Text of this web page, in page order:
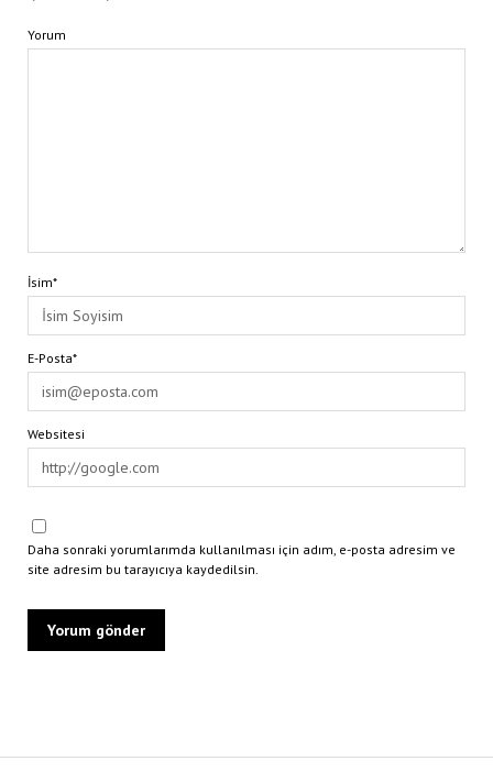
Yorum
İsim*
E-Posta*
Websitesi
Daha sonraki yorumlarımda kullanılması için adım, e-posta adresim ve
site adresim bu tarayıcıya kaydedilsin.